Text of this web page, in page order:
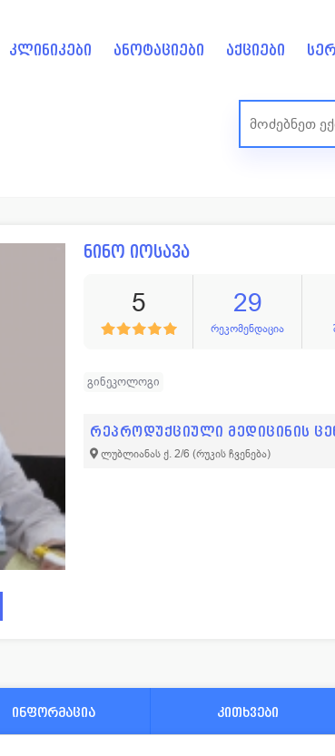
კლინიკები ანოტაციები აქციები
ნინო იოსავა
5 29
რეკომენდაცია
გინეკოლოგი
რეპროდუქციული მედიცინის
ლუბლიანას ქ. 2/6(რუკის ჩვენება)
ინფორმაცია კითხვები